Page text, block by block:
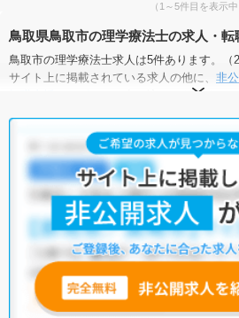
（1～5件目を表示中
鳥取県鳥取市の理学療法士の求人・転
鳥取市の理学療法士求人は5件あります。（
サイト上に掲載されている求人の他に、 非
にお申し込みいただくと
鳥取市の理学療法士求人では以下のような
残業少なめ・住宅手当・補助あり・
リニック・介護福祉施設
他の条件でも人気の求人がございますので
いただくか、お気軽にお問い合わせくださ
全国の理学療法士求人から検索いただくこ
無料転職支援サービス
にお申し込みいただ
グした上で求人をご提案いたします。